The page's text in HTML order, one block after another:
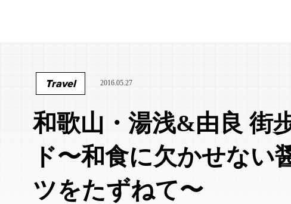
Travel 2016.05.27
和歌山・湯浅&由良 街
ド〜和食に欠かせない
ツをたずねて〜